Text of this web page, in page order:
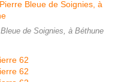
de Soignies, à Béthune